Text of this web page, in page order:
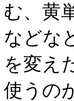
む、黄
などな
を変え
使うの